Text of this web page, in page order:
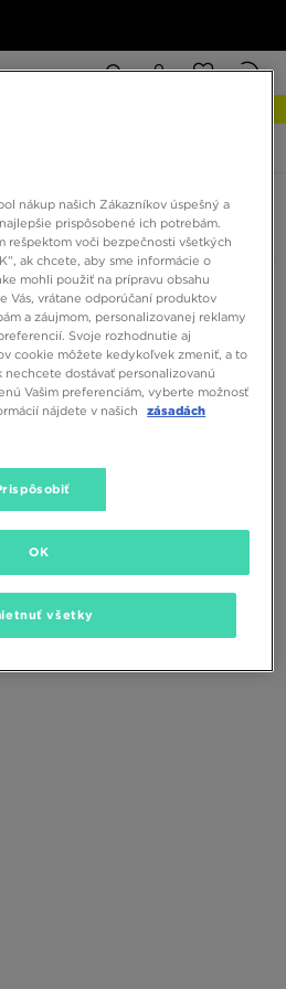
1 Fontanka
0 produktov
Filtrovať
na zobrazenie
vyhľadávania alebo
vybrané filtre
nákup našich Zákazníkov úspešný a
prispôsobené ich potrebám.
rešpektom voči bezpečnosti všetkých
ak chcete, aby sme informácie o
mohli použiť na prípravu obsahu
Vás, vrátane odporúčaní produktov
a záujmom, personalizovanej reklamy
Svoje rozhodnutie aj
cookie môžete kedykoľvek zmeniť, a to
nechcete dostávať personalizovanú
Vašim preferenciám, vyberte možnosť
nájdete v našich
zásadách
všetky
OK